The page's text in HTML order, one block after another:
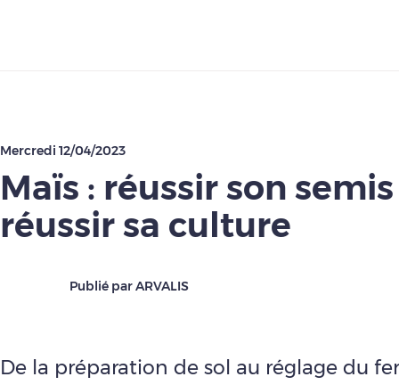
Mercredi 12/04/2023
Maïs : réussir son
réussir sa culture
Publié par ARVALIS
De la préparation de sol au réglage du